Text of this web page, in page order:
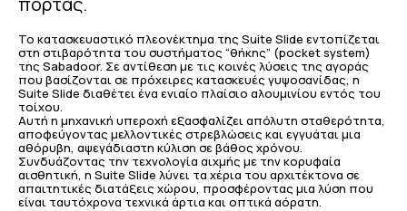
Το κατασκευαστικό πλεονέκτημα της Suite Slide εντοπίζεται
στη στιβαρότητα του συστήματος “θήκης” (pocket system)
της Sabadoor. Σε αντίθεση με τις κοινές λύσεις της αγοράς
που βασίζονται σε πρόχειρες κατασκευές γυψοσανίδας, η
Suite Slide διαθέτει ένα ενιαίο πλαίσιο αλουμινίου εντός του
τοίχου.
Αυτή η μηχανική υπεροχή εξασφαλίζει απόλυτη σταθερότητα,
αποφεύγοντας μελλοντικές στρεβλώσεις και εγγυάται μια
αθόρυβη, αψεγάδιαστη κύλιση σε βάθος χρόνου.
Συνδυάζοντας την τεχνολογία αιχμής με την κορυφαία
αισθητική, η Suite Slide λύνει τα χέρια του αρχιτέκτονα σε
απαιτητικές διατάξεις χώρου, προσφέροντας μια λύση που
είναι ταυτόχρονα τεχνικά άρτια και οπτικά αόρατη.